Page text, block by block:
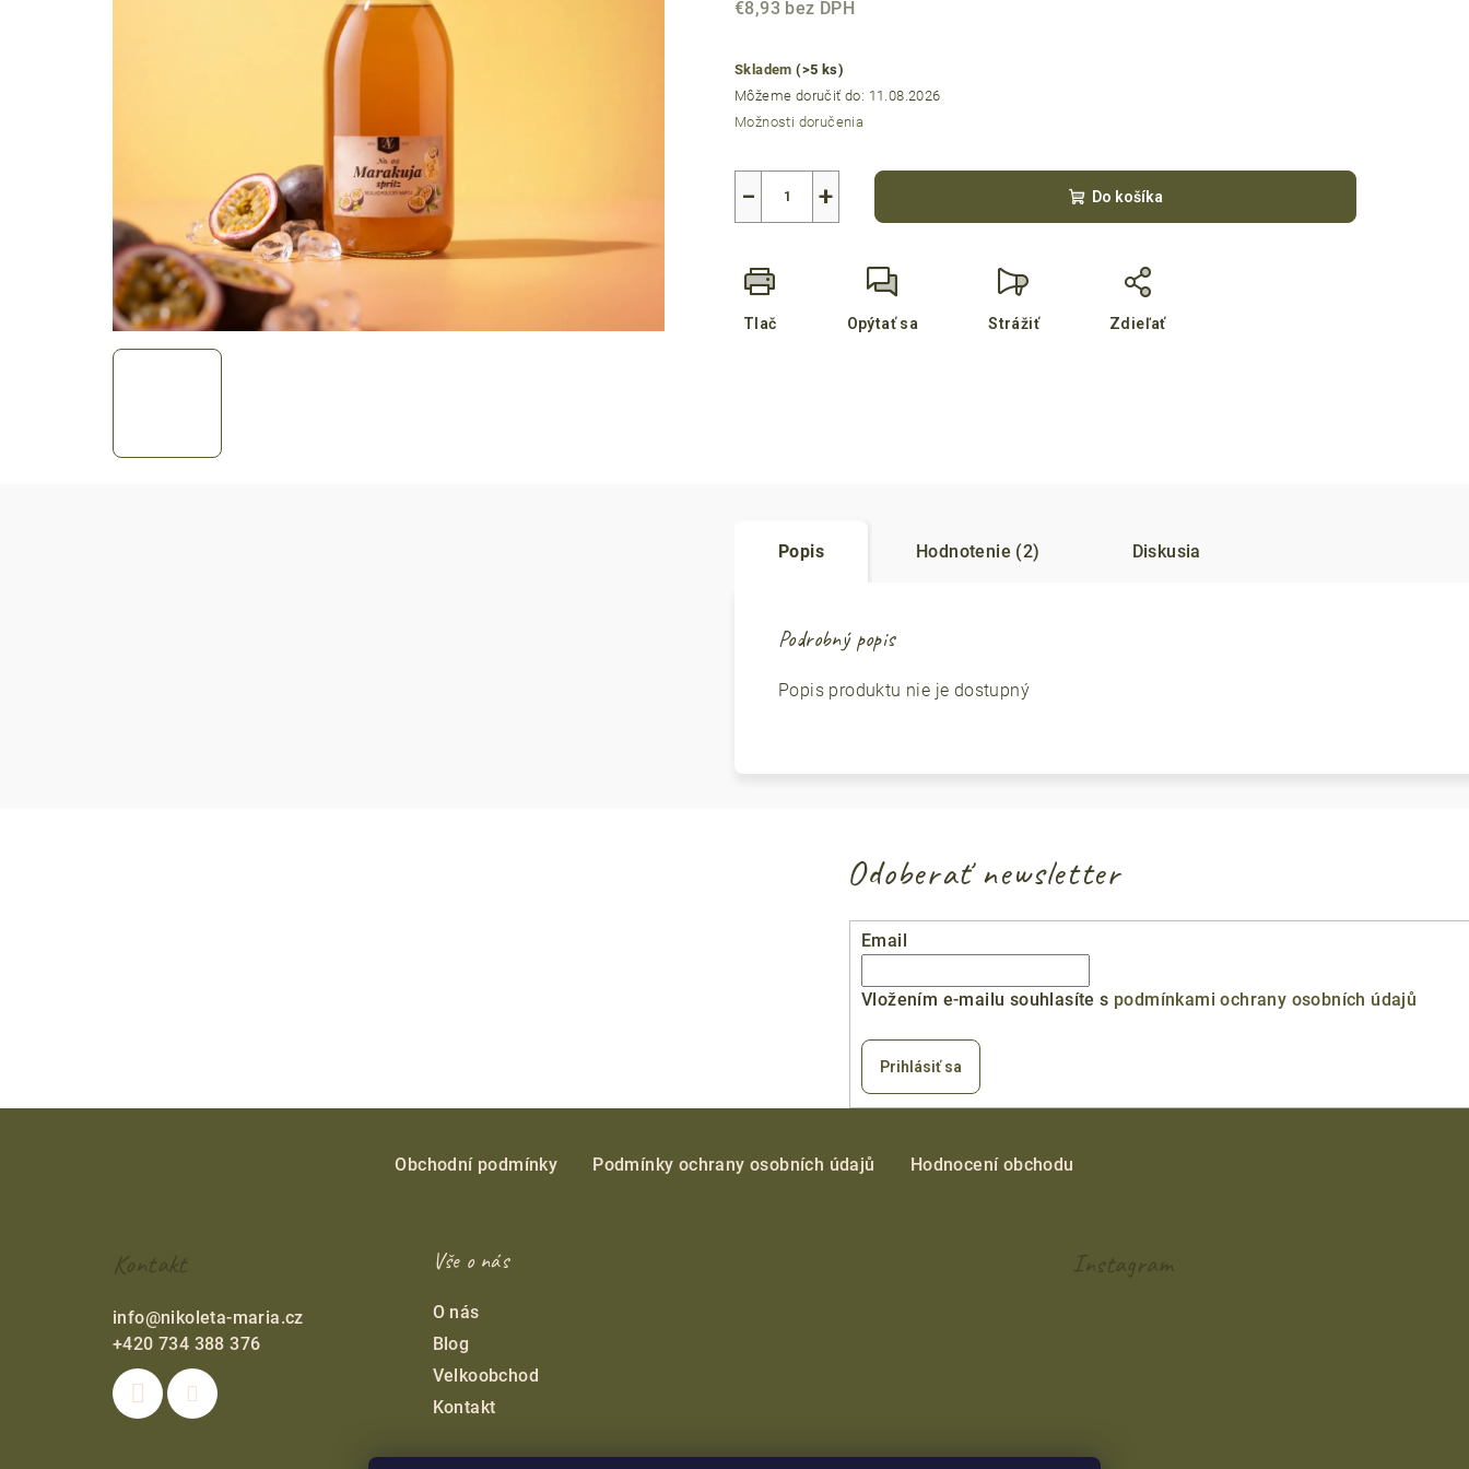
€8,93 bez DPH
cena:
Skladem(>5 ks)
Môžeme doručiť do: 11.08.2026
Možnosti doručenia
+
− Do košíka
Tlač Opýtať sa Strážiť Zdieľať
Popis Hodnotenie (2) Diskusia
Podrobný popis
Popis produktu nie je dostupný
Odoberať newsletter
Email
Vložením e-mailu souhlasíte s podmínkami ochrany osobních údajů
Prihlásiť sa
Obchodní podmínky Podmínky ochrany osobních údajů Hodnocení obchodu
Kontakt
info@nikoleta-maria.cz
+420 734 388 376
Vše o nás
O nás
Blog
Velkoobchod
Kontakt
Instagram